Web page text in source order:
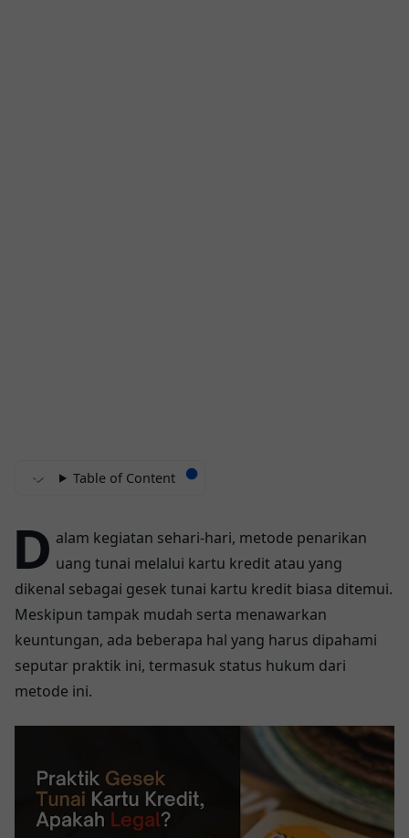
Table of Content
D alam kegiatan sehari-hari, metode penarikan
uang tunai melalui kartu kredit atau yang
dikenal sebagai gesek tunai kartu kredit biasa ditemui.
Meskipun tampak mudah serta menawarkan
keuntungan, ada beberapa hal yang harus dipahami
seputar praktik ini, termasuk status hukum dari
metode ini.